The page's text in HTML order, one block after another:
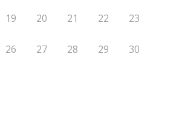
19 20 21 22 23
26 27 28 29 30